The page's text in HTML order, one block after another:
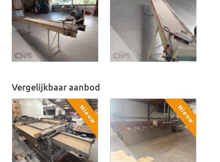
Vergelijkbaar aanbod
Nieuw Nieuw